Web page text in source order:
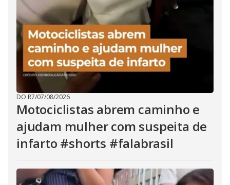
DO R7/07/08/2026
Motociclistas abrem caminho e
ajudam mulher com suspeita de
infarto #shorts #falabrasil